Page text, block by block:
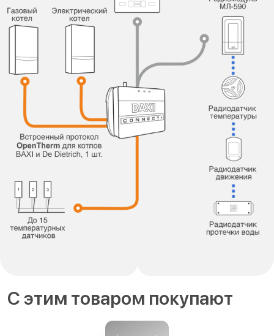
С этим товаром покупают